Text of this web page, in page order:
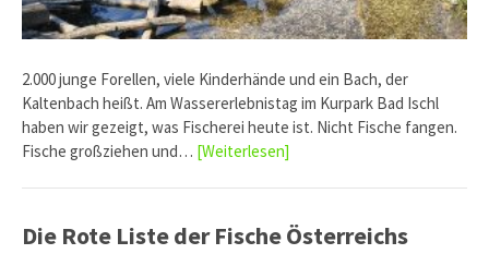
2.000 junge Forellen, viele Kinderhände und ein Bach, der
Kaltenbach heißt. Am Wassererlebnistag im Kurpark Bad Ischl
haben wir gezeigt, was Fischerei heute ist. Nicht Fische fangen.
Fische großziehen und… [Weiterlesen]
Die Rote Liste der Fische Österreichs